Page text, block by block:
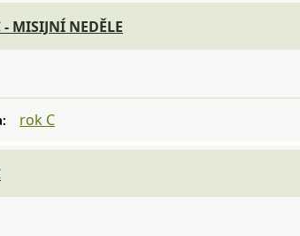
MISIJNÍ NEDĚLE
rok C